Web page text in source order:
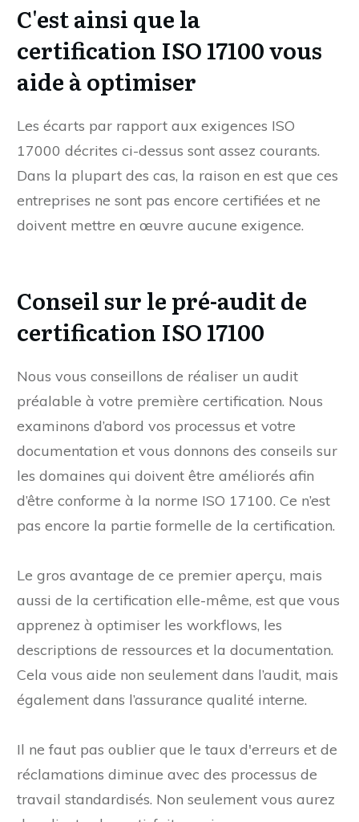
C'est ainsi que la
certification ISO 17100 vous
aide à optimiser
Les écarts par rapport aux exigences ISO
17000 décrites ci-dessus sont assez courants.
Dans la plupart des cas, la raison en est que ces
entreprises ne sont pas encore certifiées et ne
doivent mettre en œuvre aucune exigence.
Conseil sur le pré-audit de
certification ISO 17100
Nous vous conseillons de réaliser un audit
préalable à votre première certification. Nous
examinons d’abord vos processus et votre
documentation et vous donnons des conseils sur
les domaines qui doivent être améliorés afin
d’être conforme à la norme ISO 17100. Ce n’est
pas encore la partie formelle de la certification.
Le gros avantage de ce premier aperçu, mais
aussi de la certification elle-même, est que vous
apprenez à optimiser les workflows, les
descriptions de ressources et la documentation.
Cela vous aide non seulement dans l’audit, mais
également dans l’assurance qualité interne.
Il ne faut pas oublier que le taux d'erreurs et de
réclamations diminue avec des processus de
travail standardisés. Non seulement vous aurez